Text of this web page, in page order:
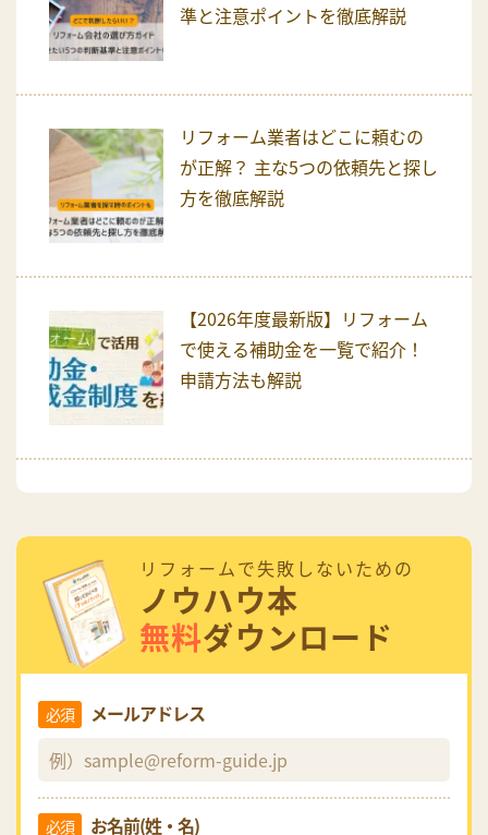
準と注意ポイントを徹底解説
リフォーム業者はどこに頼むの
が正解？ 主な5つの依頼先と探し
方を徹底解説
【2026年度最新版】リフォーム
で使える補助金を一覧で紹介！
申請方法も解説
リフォームで失敗しないための
ノウハウ本
無料ダウンロード
必須 メールアドレス
必須 お名前(姓・名)